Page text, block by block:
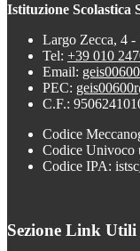
Istituzione
Largo Zecca, 4 -
Tel: +39 010
Email:
PEC:
C.F.:
Codice
Codice
Codice IPA:
Sezione Link Utili